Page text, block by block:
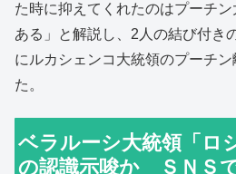
た時に抑えてくれたのはプーチ
ある」と解説し、2人の結び付き
にルカシェンコ大統領のプーチン
た。
ベラルーシ大統領「ロ
の認識示唆か ＳＮＳ